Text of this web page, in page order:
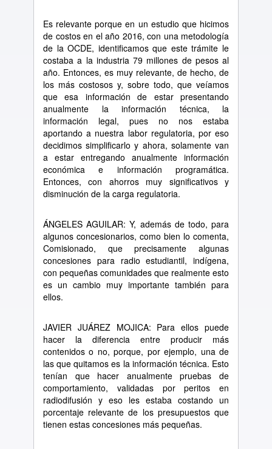
Es relevante porque en un estudio que hicimos
de costos en el año 2016, con una metodología
de la OCDE, identificamos que este trámite le
costaba a la industria 79 millones de pesos al
año. Entonces, es muy relevante, de hecho, de
los más costosos y, sobre todo, que veíamos
que esa información de estar presentando
anualmente la información técnica, la
información legal, pues no nos estaba
aportando a nuestra labor regulatoria, por eso
decidimos simplificarlo y ahora, solamente van
a estar entregando anualmente información
económica e información programática.
Entonces, con ahorros muy significativos y
disminución de la carga regulatoria.
ÁNGELES AGUILAR: Y, además de todo, para
algunos concesionarios, como bien lo comenta,
Comisionado, que precisamente algunas
concesiones para radio estudiantil, indígena,
con pequeñas comunidades que realmente esto
es un cambio muy importante también para
ellos.
JAVIER JUÁREZ MOJICA: Para ellos puede
hacer la diferencia entre producir más
contenidos o no, porque, por ejemplo, una de
las que quitamos es la información técnica. Esto
tenían que hacer anualmente pruebas de
comportamiento, validadas por peritos en
radiodifusión y eso les estaba costando un
porcentaje relevante de los presupuestos que
tienen estas concesiones más pequeñas.